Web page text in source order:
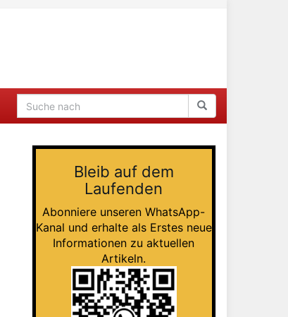
Bleib auf dem
Laufenden
Abonniere unseren WhatsApp-
Kanal und erhalte als Erstes neue
Informationen zu aktuellen
Artikeln.